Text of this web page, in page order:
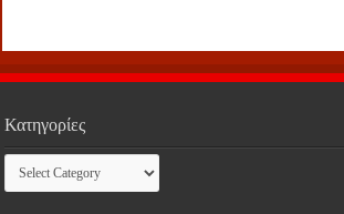
Κατηγορίες
Κατηγορίες